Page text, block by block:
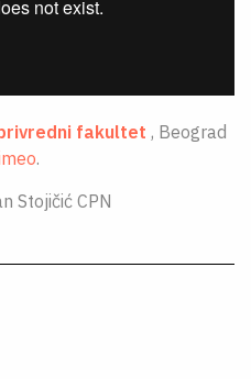
fakultet , Beograd
.
Stojičić CPN